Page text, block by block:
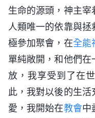
生命的源頭，神主
人類唯一的依靠與
極參加聚會，在全能
單純敞開，和他們
放，我享受到了在
此，我對以後的生活
愛，我開始在教會中